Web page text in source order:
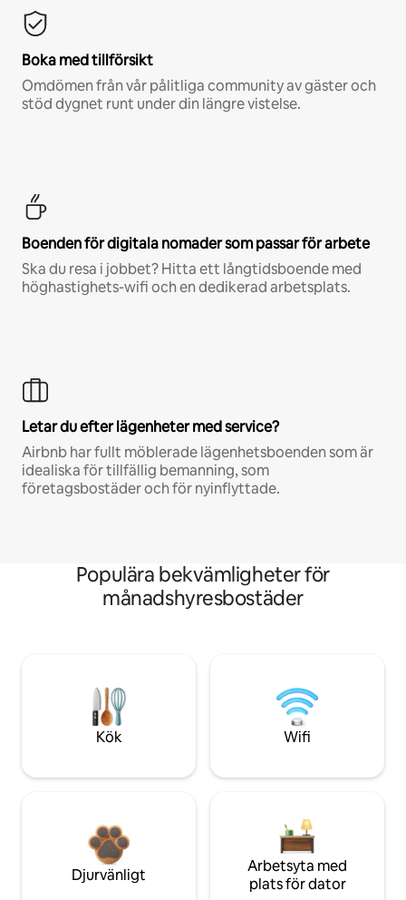
Boka med tillförsikt
Omdömen från vår pålitliga community av gäster och
stöd dygnet runt under din längre vistelse.
Boenden för digitala nomader som passar för arbete
Ska du resa i jobbet? Hitta ett långtidsboende med
höghastighets-wifi och en dedikerad arbetsplats.
Letar du efter lägenheter med service?
Airbnb har fullt möblerade lägenhetsboenden som är
idealiska för tillfällig bemanning, som
företagsbostäder och för nyinflyttade.
Populära bekvämligheter för
månadshyresbostäder
Kök Wifi
Djurvänligt
Arbetsyta med
plats för dator